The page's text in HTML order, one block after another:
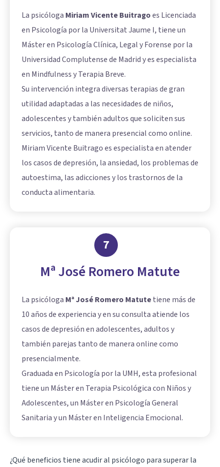
La psicóloga Miriam Vicente Buitragoes Licenciada
en Psicología por la Universitat Jaume I, tiene un
Máster en Psicología Clínica, Legal y Forense por la
Universidad Complutense de Madrid y es especialista
en Mindfulness y Terapia Breve.
Su intervención integra diversas terapias de gran
utilidad adaptadas a las necesidades de niños,
adolescentes y también adultos que soliciten sus
servicios, tanto de manera presencial como online.
Miriam Vicente Buitrago es especialista en atender
los casos de depresión, la ansiedad, los problemas de
autoestima, las adicciones y los trastornos de la
conducta alimentaria.
7
Mª José Romero Matute
La psicóloga Mª José Romero Matutetiene más de
10 años de experiencia y en su consulta atiende los
casos de depresión en adolescentes, adultos y
también parejas tanto de manera online como
presencialmente.
Graduada en Psicología por la UMH, esta profesional
tiene un Máster en Terapia Psicológica con Niños y
Adolescentes, un Máster en Psicología General
Sanitaria y un Máster en Inteligencia Emocional.
¿Qué beneficios tiene acudir al psicólogo para superar la